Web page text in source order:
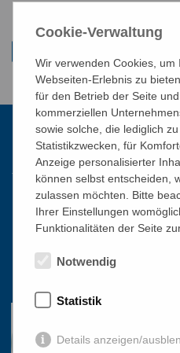
Kontakt
1010 Wien, Stephansplatz 3
01/51 552-3320
Cookie-Verwaltung
Wir verwenden Cookies, um
Webseiten-Erlebnis zu
für den Betrieb der Seite
kommerziellen
sowie solche, die lediglich
Statistikzwecken, für
Anzeige personalisierter
können selbst entscheiden,
zulassen möchten. Bitte
Ihrer Einstellungen
Funktionalitäten der Seite
Notwendig
Statistik
Details anzeigen/